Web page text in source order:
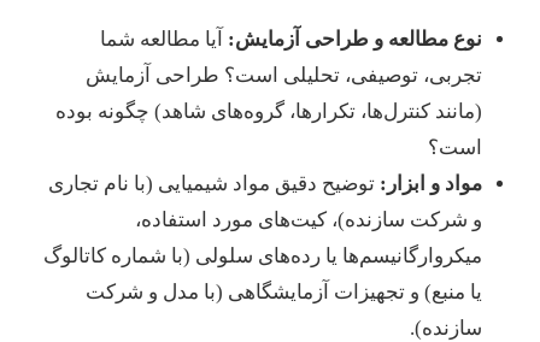
نوع مطالعه و طراحی آزمایش:آیا مطالعه شما
تجربی، توصیفی، تحلیلی است؟ طراحی آزمایش
(مانند کنترل‌ها، تکرارها، گروه‌های شاهد) چگونه بوده
است؟
مواد و ابزار: توضیح دقیق مواد شیمیایی (با نام تجاری
و شرکت سازنده)، کیت‌های مورد استفاده،
میکروارگانیسم‌ها یا رده‌های سلولی (با شماره کاتالوگ
یا منبع) و تجهیزات آزمایشگاهی (با مدل و شرکت
سازنده).